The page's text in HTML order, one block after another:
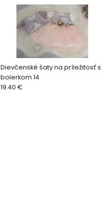
Dievčenské šaty na príležitosť s
bolerkom 14
19.40 €